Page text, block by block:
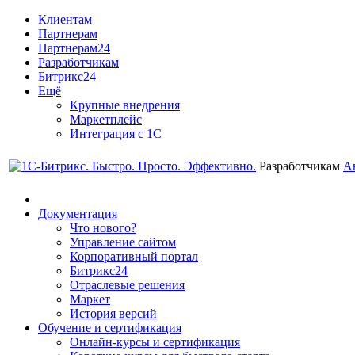
Клиентам
Партнерам
Партнерам24
Разработчикам
Битрикс24
Ещё
Крупные внедрения
Маркетплейс
Интеграция с 1С
Разработчикам
Документация
Что нового?
Управление сайтом
Корпоративный портал
Битрикс24
Отраслевые решения
Маркет
История версий
Обучение и сертификация
Онлайн-курсы и сертификация